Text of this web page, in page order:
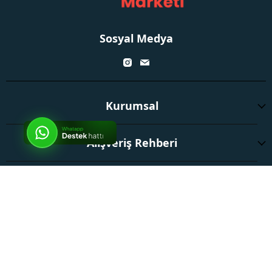
Sosyal Medya
Kurumsal
Alışveriş Rehberi